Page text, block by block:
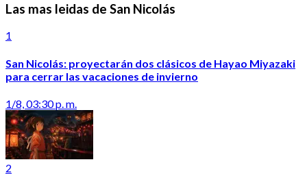
Las mas leidas de San Nicolás
1
San Nicolás: proyectarán dos clásicos de Hayao Miyazaki
para cerrar las vacaciones de invierno
1/8, 03:30 p. m.
2